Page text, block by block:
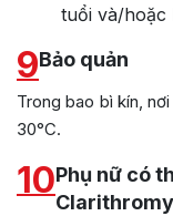
tuổi và/hoặc
9Bảo quản
Trong bao bì kín,
30°C.
10Phụ nữ có